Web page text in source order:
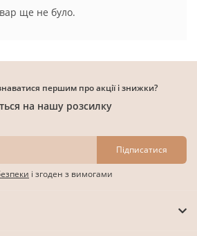
ще не було.
першим про акції і знижки?
на нашу розсилку
Підписатися
і згоден з вимогами